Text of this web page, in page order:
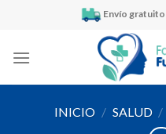
Envío gratuito
INICIO / SALUD /